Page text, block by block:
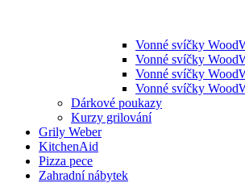
Vonné svíčky
Vonné svíčky
Vonné svíčky
Vonné svíčky
Dárkové poukazy
Kurzy grilování
Grily Weber
KitchenAid
Pizza pece
Zahradní nábytek